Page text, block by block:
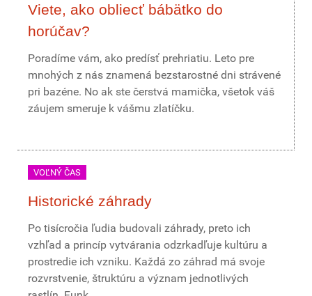
Viete, ako obliecť bábätko do
horúčav?
Poradíme vám, ako predísť prehriatiu. Leto pre
mnohých z nás znamená bezstarostné dni strávené
pri bazéne. No ak ste čerstvá mamička, všetok váš
záujem smeruje k vášmu zlatíčku.
VOĽNÝ ČAS
Historické záhrady
Po tisícročia ľudia budovali záhrady, preto ich
vzhľad a princíp vytvárania odzrkadľuje kultúru a
prostredie ich vzniku. Každá zo záhrad má svoje
rozvrstvenie, štruktúru a význam jednotlivých